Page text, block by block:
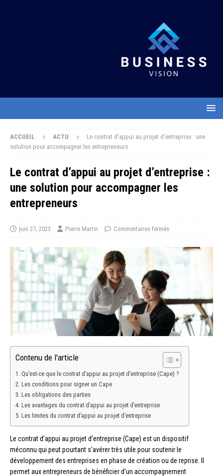
ACCUEIL ACTU
Le contrat d’appui au projet d’entreprise : une
solution pour accompagner les entrepreneurs
Le contrat d’appui au projet d’entreprise :
une solution pour accompagner les
entrepreneurs
juin 27, 2023 Pierre Martin Commentaires fermés
Contenu de l'article
Qu’est-ce que le contrat d’appui au projet d’entreprise (Cape) ?
Les conditions pour signer un Cape
Les obligations des parties
Les avantages du contrat d’appui au projet d’entreprise
Les limites du contrat d’appui au projet d’entreprise
Le contrat d’appui au projet d’entreprise (Cape) est un dispositif
méconnu qui peut pourtant s’avérer très utile pour soutenir le
développement des entreprises en phase de création ou de reprise. Il
permet aux entrepreneurs de bénéficier d’un accompagnement